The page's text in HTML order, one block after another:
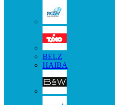
BELZ
HAIBA